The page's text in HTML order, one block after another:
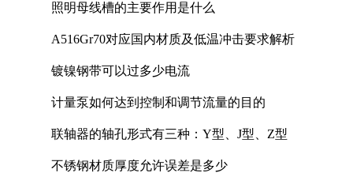
照明母线槽的主要作用是什么
A516Gr70对应国内材质及低温冲击要求解析
镀镍钢带可以过多少电流
计量泵如何达到控制和调节流量的目的
联轴器的轴孔形式有三种：Y型、J型、Z型
不锈钢材质厚度允许误差是多少